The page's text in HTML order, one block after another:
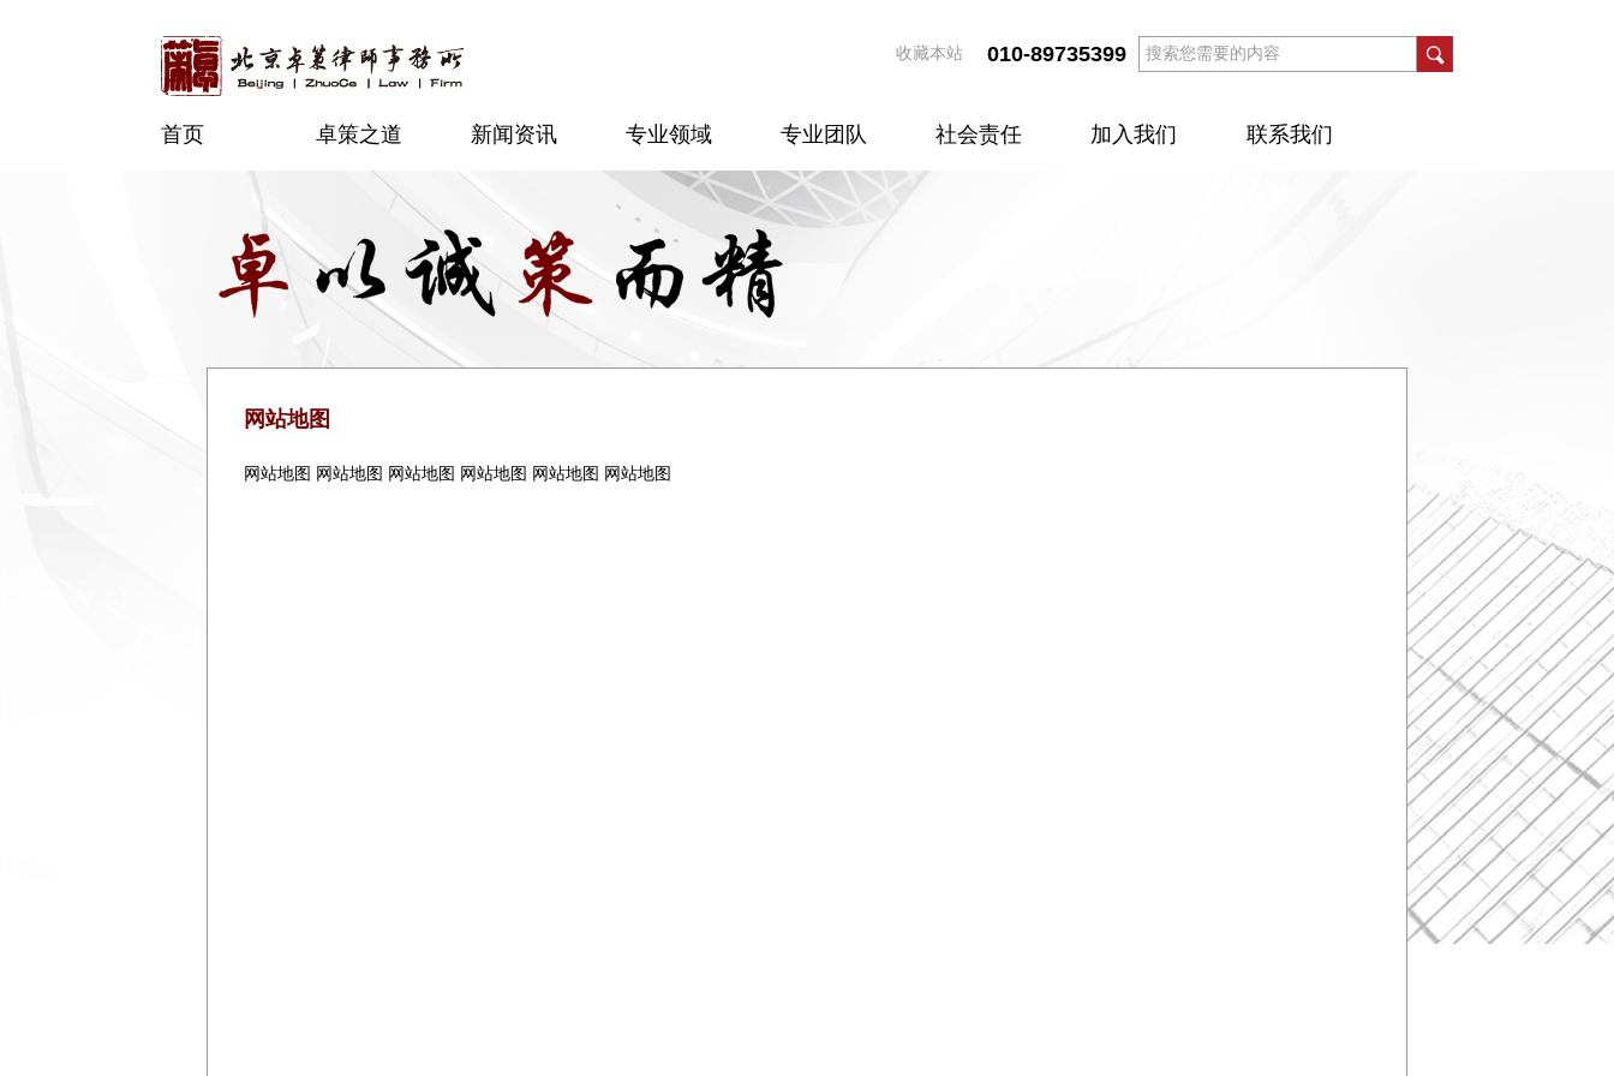
收藏本站 010-89735399
首页 卓策之道 新闻资讯 专业领域 专业团队 社会责任 加入我们 联系我们
网站地图
网站地图 网站地图 网站地图 网站地图 网站地图 网站地图